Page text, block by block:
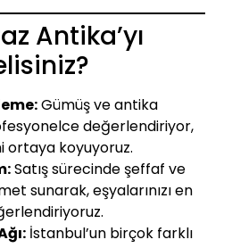
Antika’yı
Gümüş ve antika
değerlendiriyor,
ortaya koyuyoruz.
Satış sürecinde şeffaf ve
sunarak, eşyalarınızı en
İstanbul’un birçok farklı